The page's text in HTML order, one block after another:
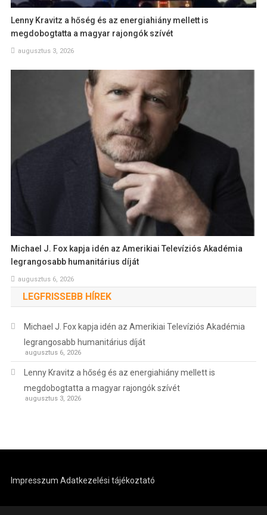
Lenny Kravitz a hőség és az energiahiány mellett is
megdobogtatta a magyar rajongók szívét
augusztus 3, 2026
Michael J. Fox kapja idén az Amerikiai Televíziós Akadémia
legrangosabb humanitárius díját
augusztus 6, 2026
LEGFRISSEBB HÍREK
Michael J. Fox kapja idén az Amerikiai Televíziós Akadémia
legrangosabb humanitárius díját
augusztus 6, 2026
Lenny Kravitz a hőség és az energiahiány mellett is
megdobogtatta a magyar rajongók szívét
augusztus 3, 2026
Impresszum Adatkezelési tájékoztató